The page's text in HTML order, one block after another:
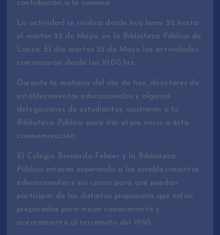
contribución a la comuna.
La actividad se realiza desde hoy lunes 22 hasta
el martes 23 de Mayo, en la Biblioteca Pública de
Lanco. El día martes 23 de Mayo las actividades
comenzarán desde las 10:00 hrs.
Durante la mañana del día de hoy, directores de
establecimientos educacionales y algunas
delegaciones de estudiantes, asistieron a la
Biblioteca Pública para dar el pie inicio a ésta
conmemoración.
El Colegio Bernardo Felmer y la Biblioteca
Pública estarán esperando a los establecimientos
educacionales y sus cursos para que puedan
participar de las distintas propuestas que están
preparados para mejor conocimiento y
acercamiento al terremoto del 1960.